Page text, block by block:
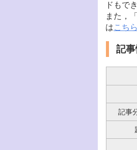
ドもで
また，
はこちら
記
記事